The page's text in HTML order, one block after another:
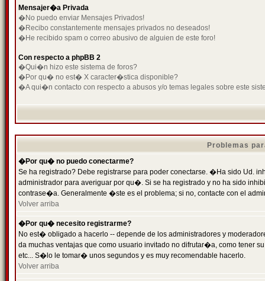
Mensajer�a Privada
�No puedo enviar Mensajes Privados!
�Recibo constantemente mensajes privados no deseados!
�He recibido spam o correo abusivo de alguien de este foro!
Con respecto a phpBB 2
�Qui�n hizo este sistema de foros?
�Por qu� no est� X caracter�stica disponible?
�A qui�n contacto con respecto a abusos y/o temas legales sobre este
Problemas
�Por qu� no puedo conectarme?
Se ha registrado? Debe registrarse para poder conectarse. �Ha sido Ud.
administrador para averiguar por qu�. Si se ha registrado y no ha sido
contrase�a. Generalmente �ste es el problema; si no, contacte con el
Volver arriba
�Por qu� necesito registrarme?
No est� obligado a hacerlo -- depende de los administradores y
da muchas ventajas que como usuario invitado no difrutar�a, como tener
etc... S�lo le tomar� unos segundos y es muy recomendable hacerlo.
Volver arriba